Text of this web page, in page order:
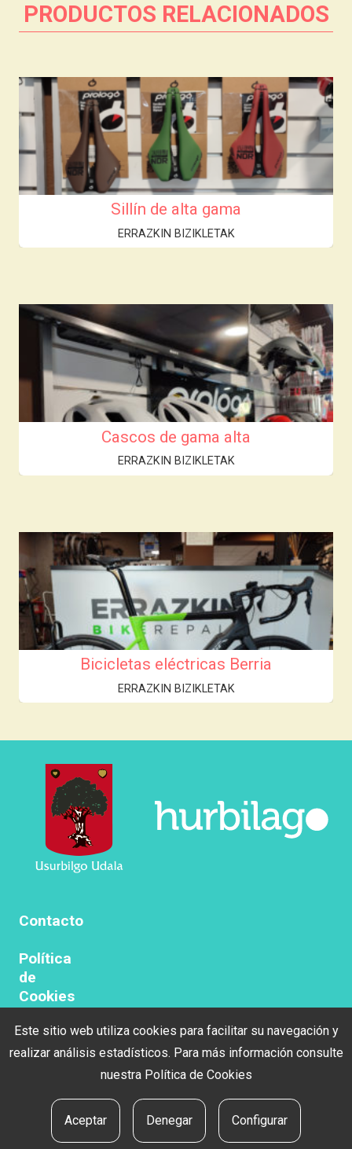
PRODUCTOS RELACIONADOS
Sillín de alta gama
ERRAZKIN BIZIKLETAK
Cascos de gama alta
ERRAZKIN BIZIKLETAK
Bicicletas eléctricas Berria
ERRAZKIN BIZIKLETAK
Contacto
Política
de
Cookies
Politica
de
Aviso
legal
Este sitio web utiliza cookies para facilitar su navegación y
realizar análisis estadísticos. Para más información consulte
nuestra Política de Cookies
Aceptar Denegar Configurar